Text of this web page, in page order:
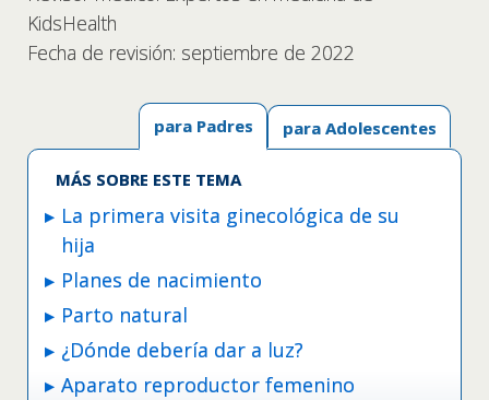
KidsHealth
Fecha de revisión: septiembre de 2022
para Adolescentes
para Padres
MÁS SOBRE ESTE TEMA
La primera visita ginecológica de su
hija
Planes de nacimiento
Parto natural
¿Dónde debería dar a luz?
Aparato reproductor femenino